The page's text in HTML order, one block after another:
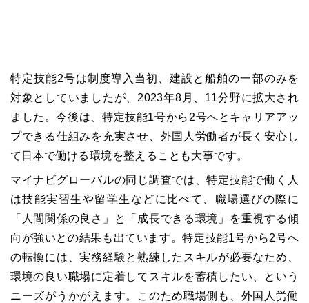
特定技能2号は制度導入当初、建設と船舶の一部のみを
対象としていましたが、2023年8月、11分野に拡大され
ました。今後は、特定技能1号から2号へとキャリアアッ
プできる仕組みを充実させ、外国人労働者が長く安心し
て日本で働ける環境を整えることも大事です。
マイナビグローバルの同じ調査では、特定技能で働く人
は技能実習生や留学生などに比べて、職場選びの際に
「人間関係の良さ」と「成長できる環境」を重視する傾
向が強いとの結果も出ています。特定技能1号から2号へ
の転換には、実務経験と熟練したスキルが必要なため、
環境の良い職場に定着してスキルを蓄積したい、という
ニーズがうかがえます。このため職場側も、外国人労働